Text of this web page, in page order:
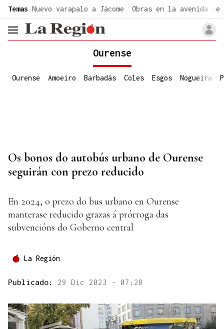
Temas Nuevo varapalo a Jácome Obras en la avenida de
header.menu.open
Ourense
Ourense Amoeiro Barbadás Coles Esgos Nogueira
Os bonos do autobús urbano de Ourense
seguirán con prezo reducido
En 2024, o prezo do bus urbano en Ourense
manterase reducido grazas á prórroga das
subvencións do Goberno central
La Región
Publicado: 29 Dic 2023 - 07:28